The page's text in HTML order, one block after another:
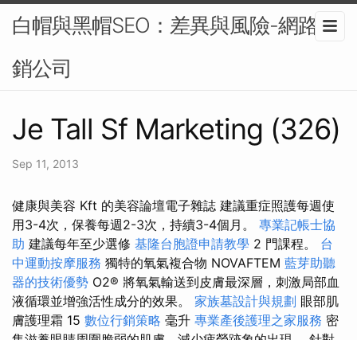
白帽與黑帽SEO：差異與風險-網路行
銷公司
Je Tall Sf Marketing (326)
Sep 11, 2013
健康與美容 Kft 的美容論壇電子雜誌 建議重症照護每週使
用3-4次，保養每週2-3次，持續3-4個月。 專業記帳士協
助 建議每年至少選修 基隆台胞證申請教學 2 門課程。 台
中運動按摩服務 獨特的氧氣複合物 NOVAFTEM 藍芽助聽
器的技術優勢 O2® 將氧氣輸送到皮膚最深層，刺激局部血
液循環並增強活性成分的效果。 家族墓設計與規劃 眼部肌
膚護理霜 15 數位行銷策略 毫升 專業產後護理之家服務 密